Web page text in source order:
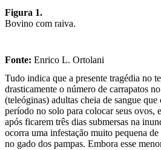
Figura 1.
Bovino com raiva.
Fonte: Enrico L. Ortolani
Tudo indica que a presente tragédia no
drasticamente o número de carrapatos
(teleóginas) adultas cheia de sangue
período no solo para colocar seus ovos,
após ficarem três dias submersas na
ocorra uma infestação muito pequena
no gado dos pampas. Embora esse